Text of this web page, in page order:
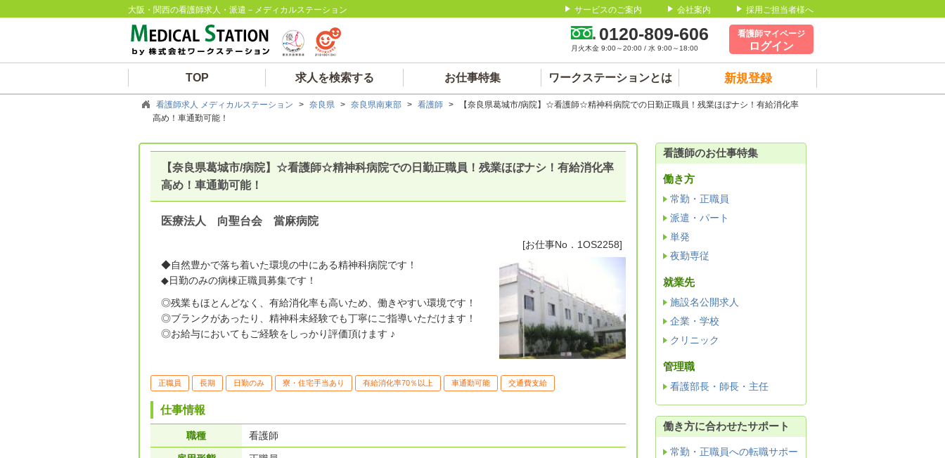
大阪・関西の看護師求人・派遣－メディカルステーション サービスのご案内 会社案内 採用ご担当者様へ
0120-809-606
月火木金 9:00～20:00 / 水 9:00～18:00
看護師マイページ
ログイン
TOP 求人を検索する お仕事特集 ワークステーションとは 新規登録
看護師求人 メディカルステーション > 奈良県 > 奈良県南東部 > 看護師 >
【奈良県葛城市/病院】☆看護師☆精神科病院での日勤正職員！残業ほぼナシ！有給消化率
高め！車通勤可能！
【奈良県葛城市/病院】☆看護師☆精神科病院での日勤正職員！残業ほぼナシ！有給消化率
高め！車通勤可能！
医療法人 向聖台会 當麻病院
[お仕事No．1OS2258]
◆自然豊かで落ち着いた環境の中にある精神科病院です！
◆日勤のみの病棟正職員募集です！
◎残業もほとんどなく、有給消化率も高いため、働きやすい環境です！
◎ブランクがあったり、精神科未経験でも丁寧にご指導いただけます！
◎お給与においてもご経験をしっかり評価頂けます ♪
正職員 長期 日勤のみ 寮・住宅手当あり 有給消化率70％以上 車通勤可能 交通費支給
仕事情報
職種 看護師
看護師のお仕事特集
働き方
常勤・正職員
派遣・パート
単発
夜勤専従
就業先
施設名公開求人
企業・学校
クリニック
管理職
看護部長・師長・主任
働き方に合わせたサポート
常勤・正職員への転職サポー